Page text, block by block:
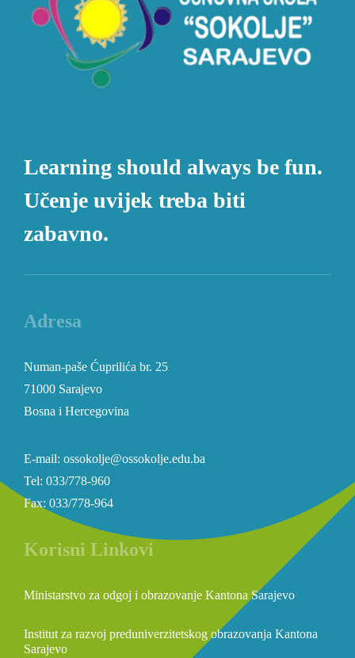
Learning should always be fun.
Učenje uvijek treba biti
zabavno.
Adresa
Numan-paše Ćuprilića br. 25
71000 Sarajevo
Bosna i Hercegovina
E-mail: ossokolje@ossokolje.edu.ba
Tel: 033/778-960
Fax: 033/778-964
Korisni Linkovi
Ministarstvo za odgoj i obrazovanje Kantona Sarajevo
Institut za razvoj preduniverzitetskog obrazovanja Kantona
Sarajevo